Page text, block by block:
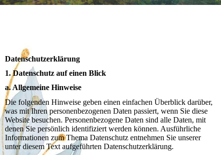
Daten­­schutz­­erklärung
1. Datenschutz auf einen Blick
a. Allgemeine Hinweise
Die folgenden Hinweise geben einen einfachen Überblick darüber,
was mit Ihren personenbezogenen Daten passiert, wenn Sie diese
Website besuchen. Personenbezogene Daten sind alle Daten, mit
denen Sie persönlich identifiziert werden können. Ausführliche
Informationen zum Thema Datenschutz entnehmen Sie unserer
unter diesem Text aufgeführten Datenschutzerklärung.